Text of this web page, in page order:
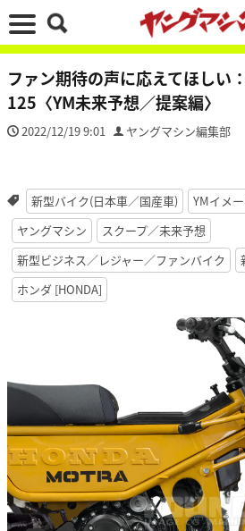
ファン期待の声に応えてほしい
125〈YM未来予想／提案編〉
2022/12/19 9:01 ヤングマシン編集部
新型バイク(日本車／国産車)
YMイメ
ヤングマシン
スクープ／未来予想
新型ビジネス／レジャー／ファンバイク
ホンダ [HONDA]